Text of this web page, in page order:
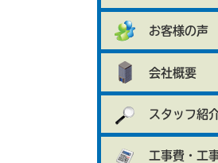
お客様の声
会社概要
スタッフ紹
工事費・工